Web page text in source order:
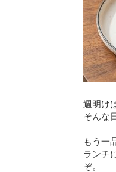
週明け
そんな
もう一
ランチ
ぞ。